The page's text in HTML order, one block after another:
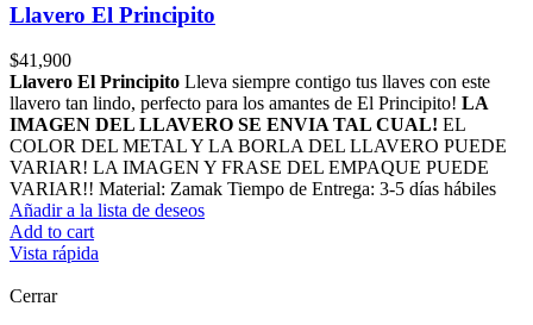
Llavero El Principito
$41,900
Llavero El Principito Lleva siempre contigo tus llaves con este
llavero tan lindo, perfecto para los amantes de El Principito! LA
IMAGEN DEL LLAVERO SE ENVIA TAL CUAL! EL
COLOR DEL METAL Y LA BORLA DEL LLAVERO PUEDE
VARIAR! LA IMAGEN Y FRASE DEL EMPAQUE PUEDE
VARIAR!! Material: Zamak Tiempo de Entrega: 3-5 días hábiles
Añadir a la lista de deseos
Add to cart
Vista rápida
Cerrar